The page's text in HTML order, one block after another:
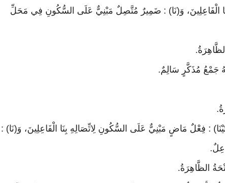
الْفَاعِلِينَ، وَ(نَا) : ضَمِيرٌ مُتَّصِلٌ مَبْنِيٌّ عَلَى السُّكُونِ فِي مَحَلِّ
جَمْعُ مُذَكَّرٍ سَالِمٌ.
: فِعْلٌ مَاضٍ مَبْنِيٌّ عَلَى السُّكُونِ لِاتِّصَالِهِ بِنَا الْفَاعِلِينَ، وَ(نَا) :
الظَّاهِرَةُ.